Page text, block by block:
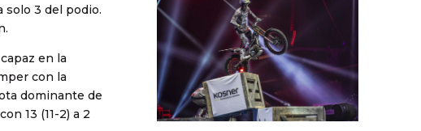
solo 3 del podio.
en la
con la
dominante de
13 (11-2) a 2